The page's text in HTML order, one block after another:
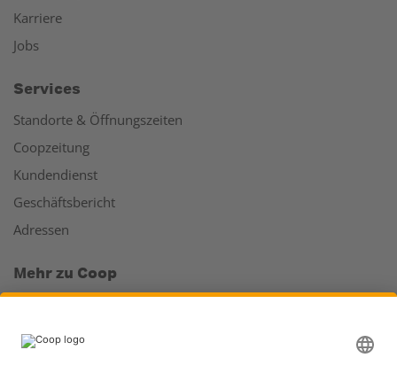
Karriere
Jobs
Services
Standorte & Öffnungszeiten
Coopzeitung
Kundendienst
Geschäftsbericht
Adressen
Mehr zu Coop
Läden & Services